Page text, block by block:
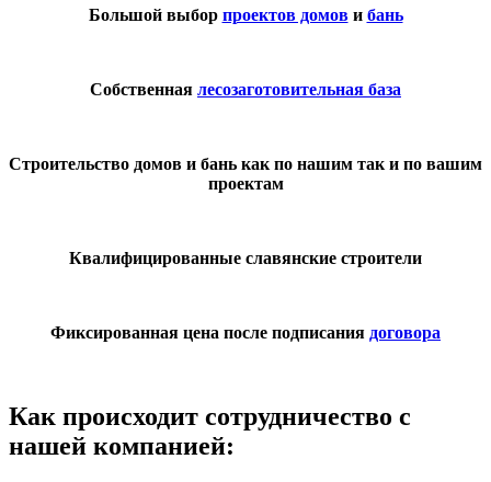
Большой выбор проектов домови бань
Собственная лесозаготовительная база
Строительство домов и бань как по нашим так и по вашим
проектам
Квалифицированные славянские строители
Фиксированная цена после подписания договора
Как происходит сотрудничество с
нашей компанией: